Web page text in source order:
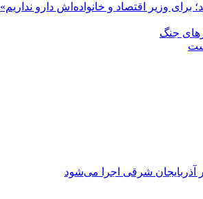
وزیر اقتصاد و خانواده‌اش دارو نداریم»
جنگ